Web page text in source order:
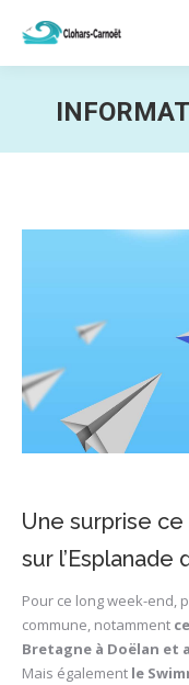
Une surprise ce
sur l’Esplanade
Pour ce long week-end,
commune, notamment
Bretagne à Doëlan et
Mais également le